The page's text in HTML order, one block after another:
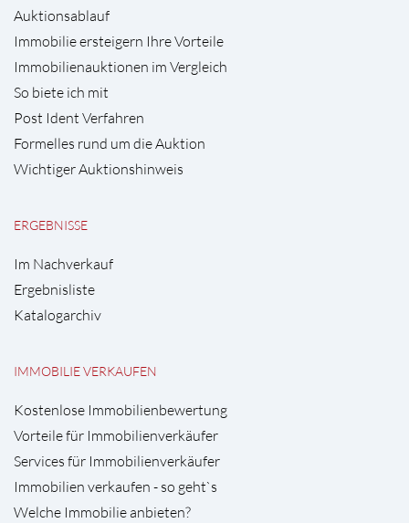
Auktionsablauf
Immobilie ersteigern Ihre Vorteile
Immobilienauktionen im Vergleich
So biete ich mit
Post Ident Verfahren
Formelles rund um die Auktion
Wichtiger Auktionshinweis
ERGEBNISSE
Im Nachverkauf
Ergebnisliste
Katalogarchiv
IMMOBILIE VERKAUFEN
Kostenlose Immobilienbewertung
Vorteile für Immobilienverkäufer
Services für Immobilienverkäufer
Immobilien verkaufen - so geht`s
Welche Immobilie anbieten?